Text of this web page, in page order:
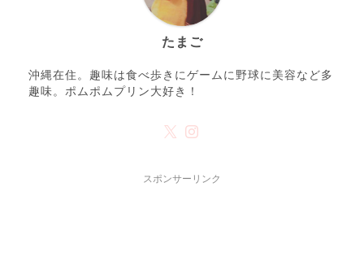
たまご
沖縄在住。趣味は食べ歩きにゲームに野球に美容など多
趣味。ポムポムプリン大好き！
スポンサーリンク